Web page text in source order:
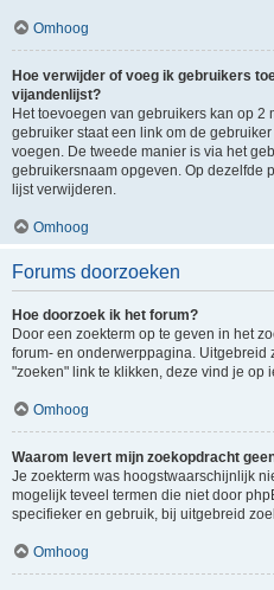
Omhoog
Hoe verwijder of voeg ik gebruikers
vijandenlijst?
Het toevoegen van gebruikers kan op 2
gebruiker staat een link om de
voegen. De tweede manier is via het
gebruikersnaam opgeven. Op dezelfde
lijst verwijderen.
Omhoog
Forums doorzoeken
Hoe doorzoek ik het forum?
Door een zoekterm op te geven in het
forum- en onderwerppagina. Uitgebreid
"zoeken" link te klikken, deze vind je op
Omhoog
Waarom levert mijn zoekopdracht
Je zoekterm was hoogstwaarschijnlijk
mogelijk teveel termen die niet door
specifieker en gebruik, bij uitgebreid
Omhoog